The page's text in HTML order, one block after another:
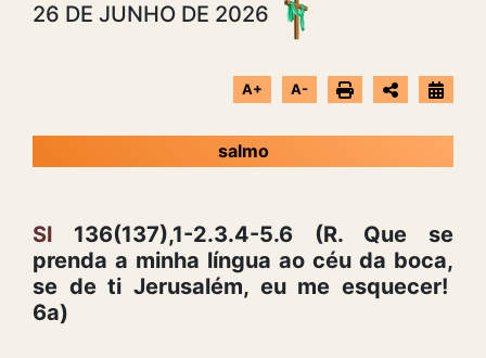
26 DE JUNHO DE 2026
A+ A-
salmo
Sl 136(137),1-2.3.4-5.6 (R. Que se
prenda a minha língua ao céu da boca,
se de ti Jerusalém, eu me esquecer!
6a)